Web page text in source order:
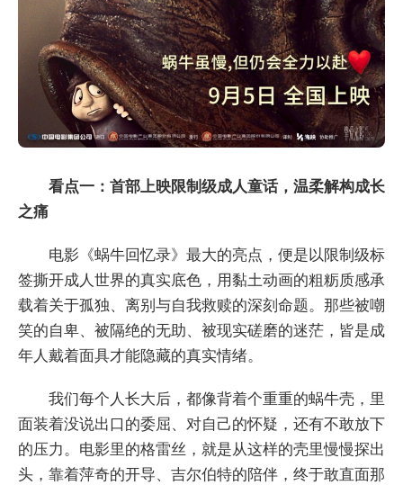
看点一：首部上映限制级成人童话，温柔解构成长
之痛
电影《蜗牛回忆录》最大的亮点，便是以限制级标
签撕开成人世界的真实底色，用黏土动画的粗粝质感承
载着关于孤独、离别与自我救赎的深刻命题。那些被嘲
笑的自卑、被隔绝的无助、被现实磋磨的迷茫，皆是成
年人戴着面具才能隐藏的真实情绪。
我们每个人长大后，都像背着个重重的蜗牛壳，里
面装着没说出口的委屈、对自己的怀疑，还有不敢放下
的压力。电影里的格雷丝，就是从这样的壳里慢慢探出
头，靠着萍奇的开导、吉尔伯特的陪伴，终于敢直面那